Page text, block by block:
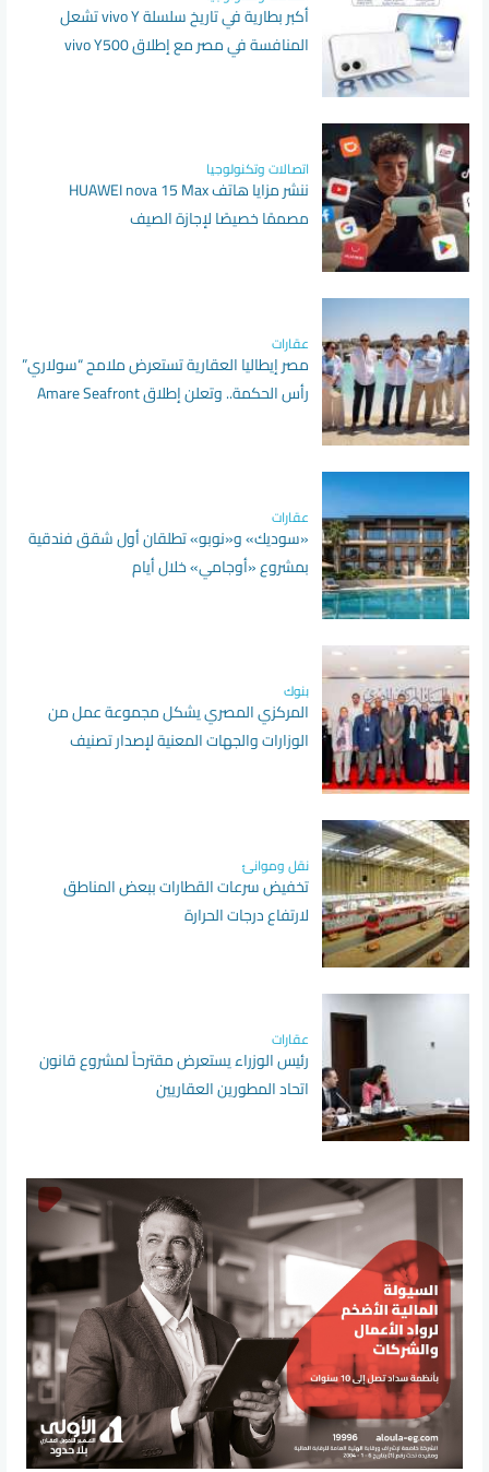
أكبر بطارية في تاريخ سلسلة vivo Y تشعل
المنافسة في مصر مع إطلاق vivo Y500
اتصالات وتكنولوجيا
ننشر مزايا هاتف HUAWEI nova 15 Max
مصممًا خصيصًا لإجازة الصيف
عقارات
مصر إيطاليا العقارية تستعرض ملامح “سولاري”
رأس الحكمة.. وتعلن إطلاق Amare Seafront
عقارات
«سوديك» و«نوبو» تطلقان أول شقق فندقية
بمشروع «أوجامي» خلال أيام
بنوك
المركزي المصري يشكل مجموعة عمل من
الوزارات والجهات المعنية لإصدار تصنيف
نقل وموانئ
تخفيض سرعات القطارات ببعض المناطق
لارتفاع درجات الحرارة
عقارات
رئيس الوزراء يستعرض مقترحاً لمشروع قانون
اتحاد المطورين العقاريين